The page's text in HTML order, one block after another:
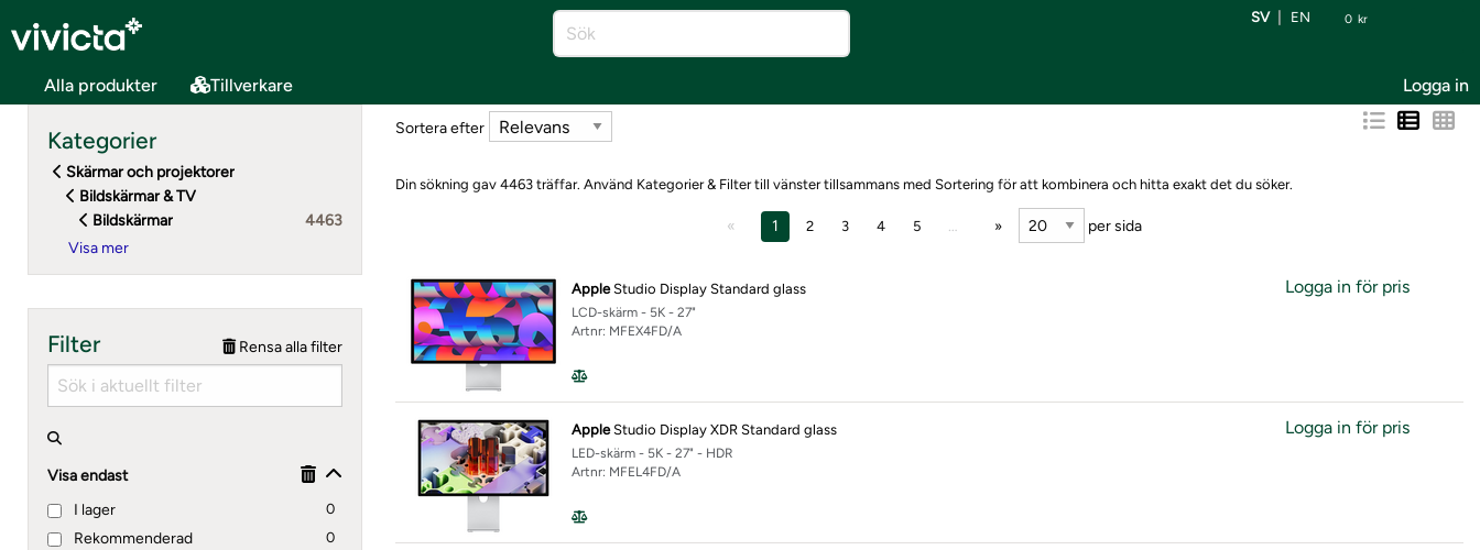
SV EN 0 kr
Alla produkter Tillverkare Logga in
Kategorier
Skärmar och projektorer
Bildskärmar & TV
Bildskärmar
4463
Filter Rensa alla filter
Visa endast
I lager
0
Rekommenderad 0
Sortera efter
Din sökning gav 4463 träffar. Använd Kategorier & Filter till vänster tillsammans med Sortering för att kombinera och hitta exakt det du söker.
1 2 3 4 5 … per sida
Apple Studio Display Standard glass
LCD-skärm - 5K - 27"
Artnr: MFEX4FD/A
Logga in för pris
Apple Studio Display XDR Standard glass
LED-skärm - 5K - 27" - HDR
Artnr: MFEL4FD/A
Logga in för pris